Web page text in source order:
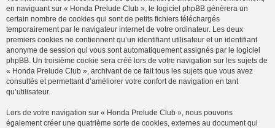
en naviguant sur « Honda Prelude Club », le logiciel phpBB génèrera un
certain nombre de cookies qui sont de petits fichiers téléchargés
temporairement par le navigateur internet de votre ordinateur. Les deux
premiers cookies ne contiennent qu’un identifiant utilisateur et un identifiant
anonyme de session qui vous sont automatiquement assignés par le logiciel
phpBB. Un troisième cookie sera créé lors de votre navigation sur les sujets de
« Honda Prelude Club », archivant de ce fait tous les sujets que vous avez
consultés et permettant d’améliorer votre confort de navigation en tant
qu’utilisateur.
Lors de votre navigation sur « Honda Prelude Club », nous pouvons
également créer une quatrième sorte de cookies, externes au document qui